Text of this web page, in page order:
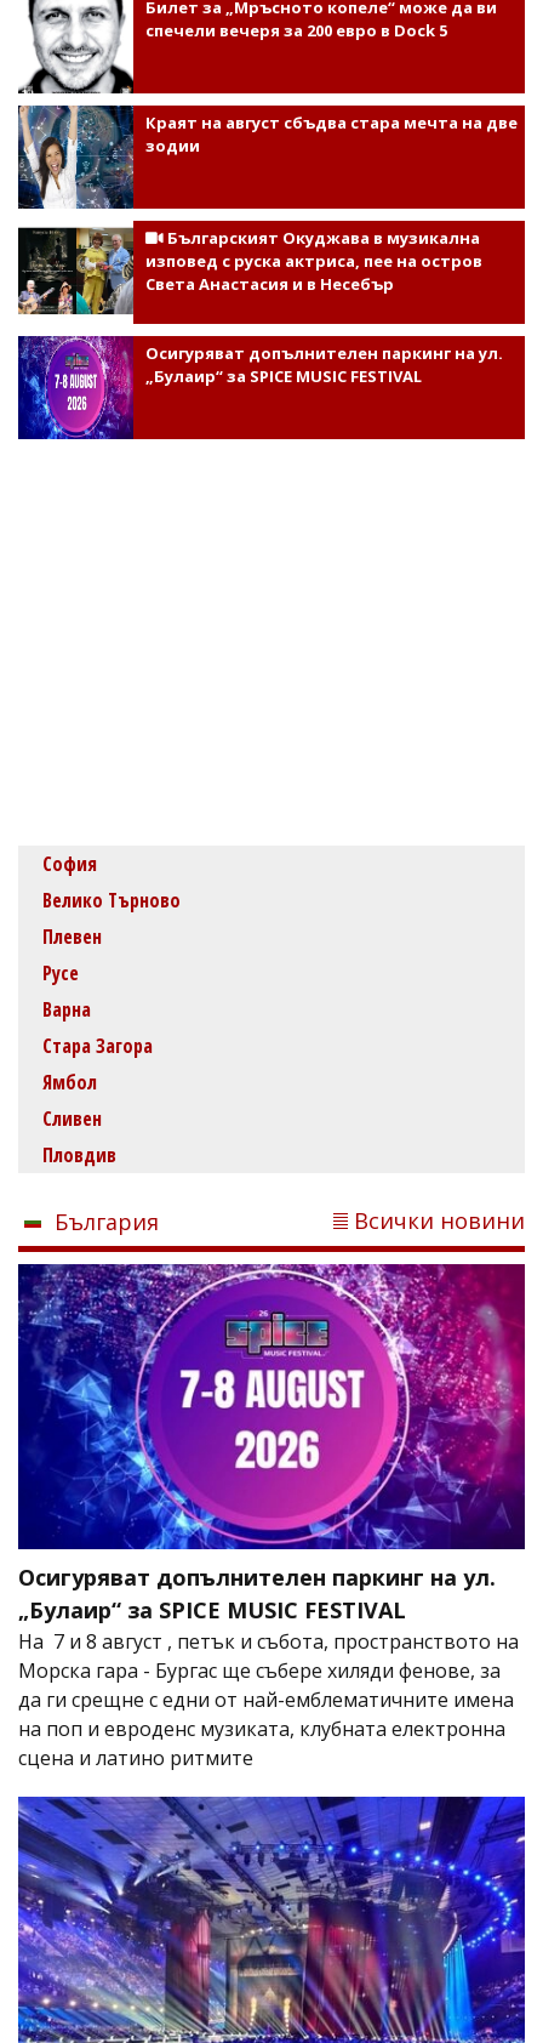
Билет за „Мръсното копеле“ може да ви
спечели вечеря за 200 евро в Dock 5
Краят на август сбъдва стара мечта на две
зодии
Българският Окуджава в музикална
изповед с руска актриса, пее на остров
Света Анастасия и в Несебър
Осигуряват допълнителен паркинг на ул.
„Булаир“ за SPICE MUSIC FESTIVAL
София
Велико Търново
Плевен
Русе
Варна
Стара Загора
Ямбол
Сливен
Пловдив
България Всички новини
Осигуряват допълнителен паркинг на ул.
„Булаир“ за SPICE MUSIC FESTIVAL
На 7 и 8 август , петък и събота, пространството на
Морска гара - Бургас ще събере хиляди фенове, за
да ги срещне с едни от най-емблематичните имена
на поп и евроденс музиката, клубната електронна
сцена и латино ритмите